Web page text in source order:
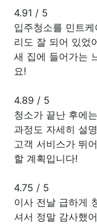
4.91 / 5
입주청소를 민트
리도 잘 되어 있었
새 집에 들어가는
요!
4.89 / 5
청소가 끝난 후에
과정도 자세히 설
고객 서비스가 뛰
할 계획입니다!
4.75 / 5
이사 전날 급하게
셔서 정말 감사했